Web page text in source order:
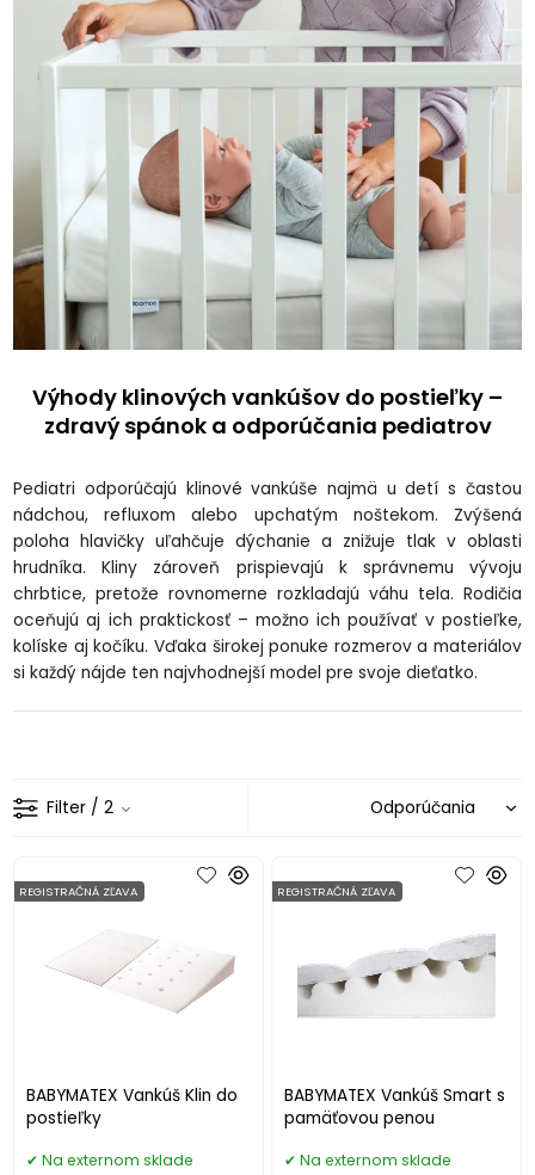
Výhody klinových vankúšov do postieľky –
zdravý spánok a odporúčania pediatrov
Pediatri odporúčajú klinové vankúše najmä u detí s častou
nádchou, refluxom alebo upchatým noštekom. Zvýšená
poloha hlavičky uľahčuje dýchanie a znižuje tlak v oblasti
hrudníka. Kliny zároveň prispievajú k správnemu vývoju
chrbtice, pretože rovnomerne rozkladajú váhu tela. Rodičia
oceňujú aj ich praktickosť – možno ich používať v postieľke,
kolíske aj kočíku. Vďaka širokej ponuke rozmerov a materiálov
si každý nájde ten najvhodnejší model pre svoje dieťatko.
Filter / 2
BABYMATEX Vankúš Klin do
postieľky
REGISTRAČNÁ ZĽAVA
Na externom sklade
BABYMATEX Vankúš Smart s
pamäťovou penou
REGISTRAČNÁ ZĽAVA
Na externom sklade